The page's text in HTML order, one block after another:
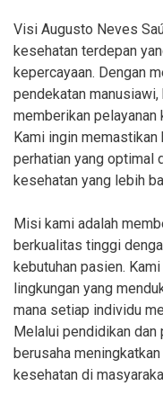
Visi Augusto Neves
kesehatan terdepan
kepercayaan. Dengan
pendekatan
memberikan
Kami ingin
perhatian yang optimal
kesehatan yang lebih
Misi kami adalah
berkualitas tinggi
kebutuhan pasien.
lingkungan yang
mana setiap individu
Melalui pendidikan dan
berusaha
kesehatan di